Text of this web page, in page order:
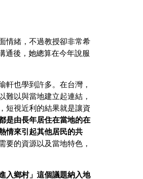
情緒，不過教授卻非常希
通後，她總算在今年說服
軒也學到許多。在台灣，
難以與當地建立起連結，
短視近利的結果就是讓資
是由長年居住在當地的在
情來引起其他居民的共
要的資源以及當地特色，
入鄉村」這個議題納入地